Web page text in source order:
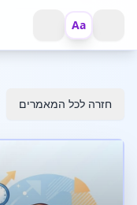
פתח תפריט
Aa
חזרה לכל המאמרים